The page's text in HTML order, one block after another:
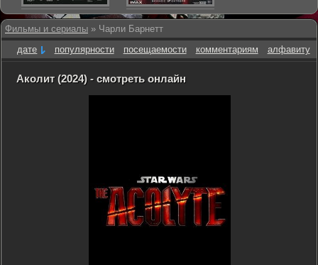
Фильмы и сериалы » Чарли Барнетт
дате
популярности посещаемости комментариям алфавиту
Аколит (2024) - смотреть онлайн